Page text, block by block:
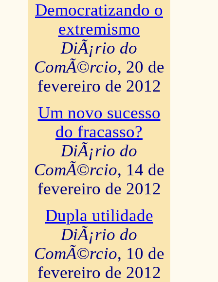
Democratizando o
extremismo
DiÃ¡rio do
ComÃ©rcio, 20 de
fevereiro de 2012
Um novo sucesso
do fracasso?
DiÃ¡rio do
ComÃ©rcio, 14 de
fevereiro de 2012
Dupla utilidade
DiÃ¡rio do
ComÃ©rcio, 10 de
fevereiro de 2012